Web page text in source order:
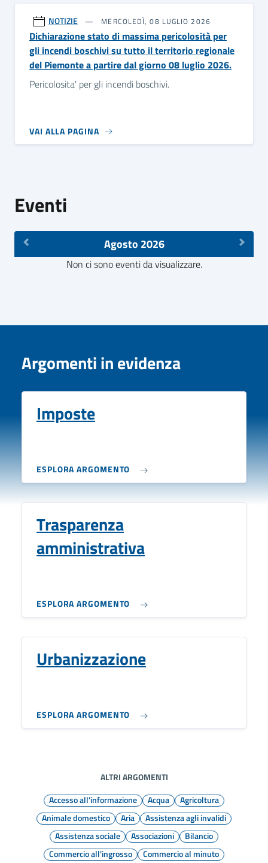
NOTIZIE MERCOLEDÌ, 08 LUGLIO 2026
Dichiarazione stato di massima pericolosità per
gli incendi boschivi su tutto il territorio regionale
del Piemonte a partire dal giorno 08 luglio 2026.
Pericolosita' per gli incendi boschivi.
VAI ALLA PAGINA
Eventi
Agosto 2026
Non ci sono eventi da visualizzare.
Argomenti in evidenza
Imposte
ESPLORA ARGOMENTO
Trasparenza
amministrativa
ESPLORA ARGOMENTO
Urbanizzazione
ESPLORA ARGOMENTO
ALTRI ARGOMENTI
Accesso all'informazione
Acqua
Agricoltura
Animale domestico
Aria
Assistenza agli invalidi
Assistenza sociale
Associazioni
Bilancio
Commercio all'ingrosso
Commercio al minuto